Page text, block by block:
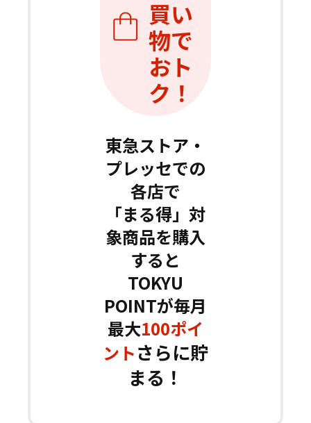
買い
物で
おト
ク！
東急ストア・
プレッセでの
各店で
「まる得」対
象商品を購入
すると
TOKYU
POINTが毎月
最大100ポイ
ントさらに貯
まる！